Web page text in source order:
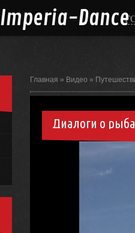
Imperia-Dance
Главная » Видео »
Диалоги о